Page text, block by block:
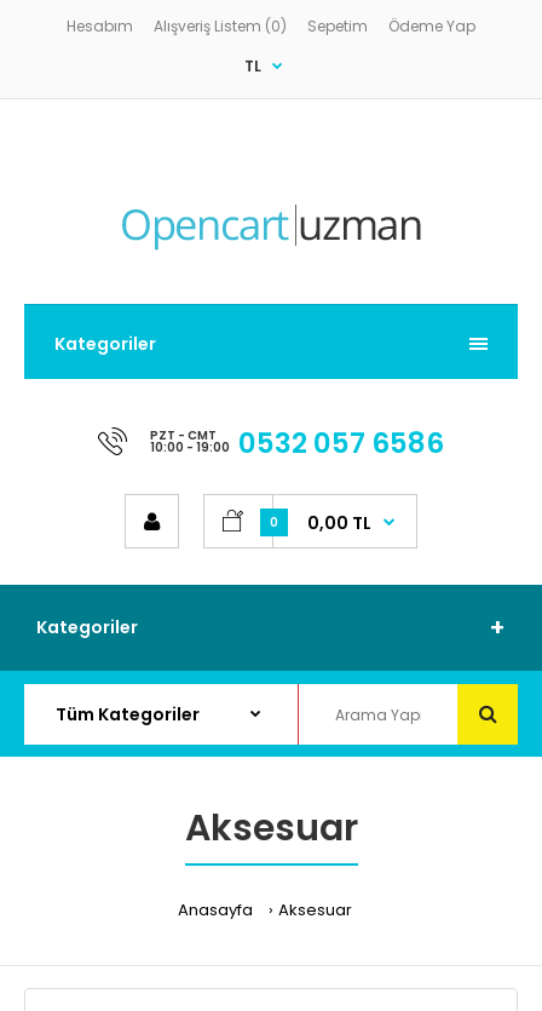
Hesabım Alışveriş Listem (0) Sepetim
Ödeme Yap
TL
Kategoriler
PZT - CMT
10:00 - 19:00 0532 057 6586
0 0,00 TL
Kategoriler
Aksesuar
Anasayfa Aksesuar